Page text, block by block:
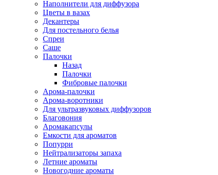
Наполнители для диффузора
Цветы в вазах
Декантеры
Для постельного белья
Спреи
Саше
Палочки
Назад
Палочки
Фибровые палочки
Арома-палочки
Арома-воротники
Для ультразвуковых диффузоров
Благовония
Аромакапсулы
Емкости для ароматов
Попурри
Нейтрализаторы запаха
Летние ароматы
Новогодние ароматы